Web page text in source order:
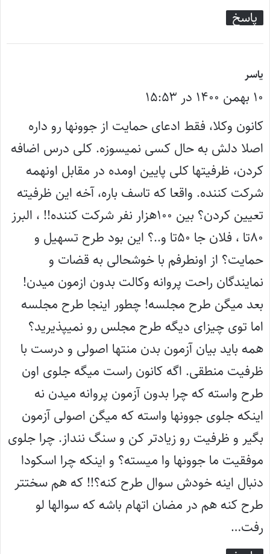
پاسخ
یاسر
ف
ت
:
۱۰ بهمن ۱۴۰۰ در ۱۵:۵۳
کانون وکلا، فقط ادعای حمایت از جوونها رو داره
اصلا دلش به حال کسی نمیسوزه. کلی درس اضافه
کردن، ظرفیتها کلی پایین اومده در مقابل اونهمه
شرکت کننده. واقعا که تاسف باره، آخه این ظرفیته
تعیین کردن؟ بین ۱۰۰هزار نفر شرکت کننده!! ، البرز
۸۰تا ، فلان جا ۵۰تا و..؟ این بود طرح تسهیل و
حمایت؟ از اونطرفم با خوشحالی به قضات و
نمایندگان راحت پروانه وکالت بدون ازمون میدن!
بعد میگن طرح مجلسه! چطور اینجا طرح مجلسه
اما توی چیزای دیگه طرح مجلس رو نمیپذیرید‍؟
همه باید بیان آزمون بدن منتها اصولی و درست با
ظرفیت منطقی. اگه کانون راست میگه جلوی اون
طرح واسته که چرا بدون آزمون پروانه میدن نه
اینکه جلوی جوونها واسته که میگن اصولی آزمون
بگیر و ظرفیت رو زیادتر کن و سنگ ننداز. چرا جلوی
موفقیت ما جوونها وا میسته؟ و اینکه چرا اسکودا
دنبال اینه خودش سوال طرح کنه؟!! که هم سختتر
طرح کنه هم در مضان اتهام باشه که سوالها لو
رفت…